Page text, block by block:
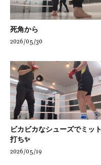
死角から
2026/05/30
ビカビカなシューズでミット
打ち✨
2026/05/19